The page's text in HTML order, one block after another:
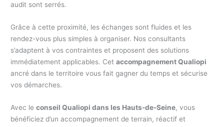
audit sont serrés.
Grâce à cette proximité, les échanges sont fluides et les
rendez-vous plus simples à organiser. Nos consultants
s’adaptent à vos contraintes et proposent des solutions
immédiatement applicables. Cetaccompagnement Qualiopi
ancré dans le territoire vous fait gagner du temps et sécurise
vos démarches.
Avec leconseil Qualiopi dans les Hauts-de-Seine, vous
bénéficiez d’un accompagnement de terrain, réactif et